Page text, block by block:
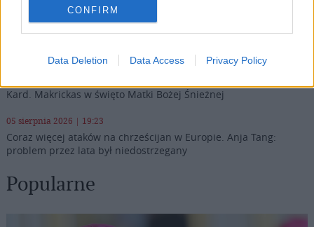
CONFIRM
Data Deletion Data Access Privacy Policy
Przewodniczący KEP na temat przygotowań do wizyty papieża
05 sierpnia 2026 | 20:38
Kard. Kikuchi z okazji rocznicy bombardowań atomowych
Kard. Makrickas w święto Matki Bożej Śnieżnej
05 sierpnia 2026 | 19:23
Coraz więcej ataków na chrześcijan w Europie. Anja Tang:
problem przez lata był niedostrzegany
Popularne